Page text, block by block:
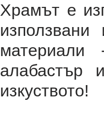
Храмът е
използвани
материали
изкуството!